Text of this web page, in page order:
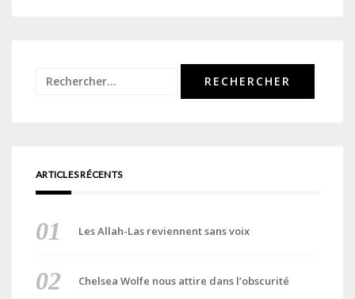
Rechercher :
ARTICLES RÉCENTS
Les Allah-Las reviennent sans voix
Chelsea Wolfe nous attire dans l’obscurité